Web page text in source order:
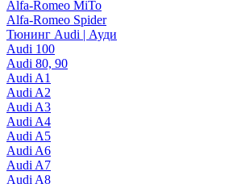
Alfa-Romeo MiTo
Alfa-Romeo Spider
Тюнинг Audi | Ауди
Audi 100
Audi 80, 90
Audi A1
Audi A2
Audi A3
Audi A4
Audi A5
Audi A6
Audi A7
Audi A8